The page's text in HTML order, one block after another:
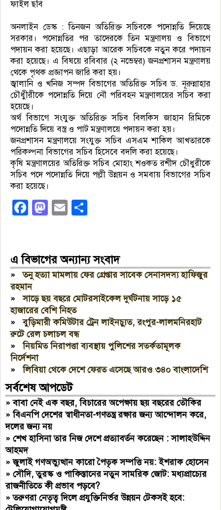
ফাইল ছবি
অনলাইন ডেস্ক : তিনজন অতিরিক্ত সচিবকে পদোন্নতি দিয়েছে
সরকার। পদোন্নতির পর তাদেরকে তিন মন্ত্রণালয় ও বিভাগে
পদায়ন করা হয়েছে। এছাড়া আরেক সচিবকে নতুন করে পদায়ন
করা হয়েছে। এ বিষয়ে রবিবার (২ নভেম্বর) জনপ্রশাসন মন্ত্রণালয়
থেকে পৃথক প্রজ্ঞাপন জারি করা হয়।
জ্বালানি ও খনিজ সম্পদ বিভাগের অতিরিক্ত সচিব ড. নূরুন্নাহার
চৌধুীরীকে পদোন্নতি দিয়ে নৌ পরিবহন মন্ত্রণালয়ের সচিব করা
হয়েছে।
অর্থ বিভাগে সংযুক্ত অতিরিক্ত সচিব বিলকিস জাহান রিমিকে
পদোন্নতি দিয়ে বস্ত্র ও পাট মন্ত্রণালয়ে পদায়ন করা হয়।
জনপ্রশাসন মন্ত্রণালয়ে সংযুক্ত সচিব এসএম শাকিল আখতারকে
পরিকল্পনা বিভাগের সচিব হিসেবে বদলি করা হয়েছে।
কৃষি মন্ত্রণালয়ের অতিরিক্ত সচিব মোহাং শওকত রশীদ চৌধুরীকে
সচিব পদে পদোন্নতি দিয়ে পল্লী উন্নয়ন ও সমবায় বিভাগের সচিব
করা হয়েছে।
Facebook
Mastodon
Email
এ বিভাগের অন্যান্য সংবাদ
»তনু হত্যা মামলায় ফের গ্রেপ্তার সাবেক সেনাসদস্য হাফিজুর
রহমান
»সাড়ে ছয় বছরে মোটরসাইকেল দুর্ঘটনায় সাড়ে ১৫
হাজারের বেশি নিহত
»বুড়িমারী কমিউটার ট্রেন লাইনচ্যুত, রংপুর-লালমনিরহাট
রুটে রেল চলাচল বন্ধ
»নিয়মিত নিরাপত্তা ব্যবস্থায় পুলিশের সতর্কতামূলক
নির্দেশনা
»লিবিয়া থেকে দেশে ফেরত এসেছে আরও ৩৪০ বাংলাদেশি
সর্বশেষ আপডেট
»বাবা নেই এক বছর, বিচারের অপেক্ষায় ছয় বছরের তৌকির
»বিএনপি দেশের স্বাধীনতা-গণতন্ত্র রক্ষার জন্য আন্দোলন করে,
দলের জন্য নয়
»শেখ হাসিনা তার নিজ দেশে প্রত্যাবর্তন করেছেন : সালাহউদ্দিন
আহমদ
»জুলাই গণঅভ্যুত্থান কারো পৈতৃক সম্পত্তি নয়: ইশরাক হোসেন
»সৌদি, তুরস্ক ও পাকিস্তানের নতুন সামরিক জোট: মধ্যপ্রাচ্যের
রাজনীতিতে কী প্রভাব পড়বে?
»তরুণরা নেতৃত্ব দিলে প্রযুক্তিনির্ভর উন্নয়ন টেকসই হবে: